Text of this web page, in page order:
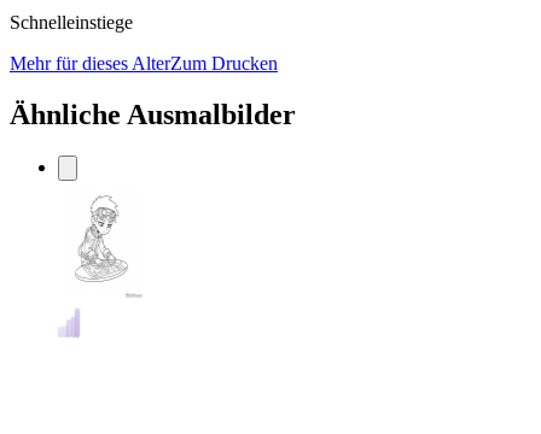
Schnelleinstiege
Mehr für dieses AlterZum Drucken
Ähnliche Ausmalbilder